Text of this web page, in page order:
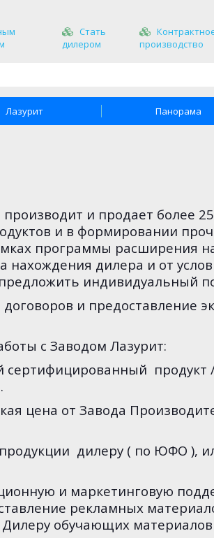
Стать
дилером
производство
Лазурит Панорама
производит и продает более
и в формировании
программы расширения
нахождения дилера и от
индивидуальный
и предоставление
с Заводом Лазурит:
сертифицированный
цена от Завода
дилеру ( по ЮФО ),
и маркетинговую
рекламных
Дилеру обучающих